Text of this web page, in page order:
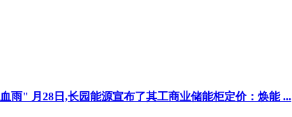
雨" 月28日,长园能源宣布了其工商业储能柜定价：焕能 ...